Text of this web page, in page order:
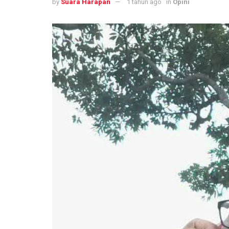
by Suara Harapan 1 tahun ago in Opini